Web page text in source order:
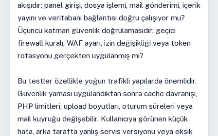
akışıdır; panel girişi, dosya işlemi, mail gönderimi, içerik
yayını ve veritabanı bağlantısı doğru çalışıyor mu?
Üçüncü katman güvenlik doğrulamasıdır; geçici
firewall kuralı, WAF ayarı, izin değişikliği veya token
rotasyonu gerçekten uygulanmış mı?
Bu testler özellikle yoğun trafikli yapılarda önemlidir.
Güvenlik yaması uygulandıktan sonra cache davranışı,
PHP limitleri, upload boyutları, oturum süreleri veya
mail kuyruğu değişebilir. Kullanıcıya görünen küçük
hata, arka tarafta yanlış servis versiyonu veya eksik